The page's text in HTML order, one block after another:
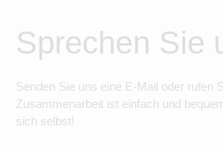
Sprechen Sie
Senden Sie uns eine E-Mail oder rufen
Zusammenarbeit ist einfach und
sich selbst!